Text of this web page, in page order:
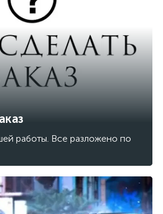
работы. Все разложено по